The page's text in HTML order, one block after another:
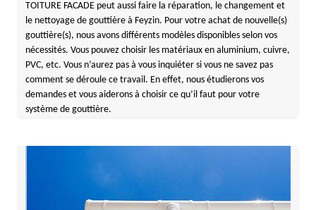
TOITURE FACADE peut aussi faire la réparation, le changement et
le nettoyage de gouttière à Feyzin. Pour votre achat de nouvelle(s)
gouttière(s), nous avons différents modèles disponibles selon vos
nécessités. Vous pouvez choisir les matériaux en aluminium, cuivre,
PVC, etc. Vous n’aurez pas à vous inquiéter si vous ne savez pas
comment se déroule ce travail. En effet, nous étudierons vos
demandes et vous aiderons à choisir ce qu’il faut pour votre
système de gouttière.